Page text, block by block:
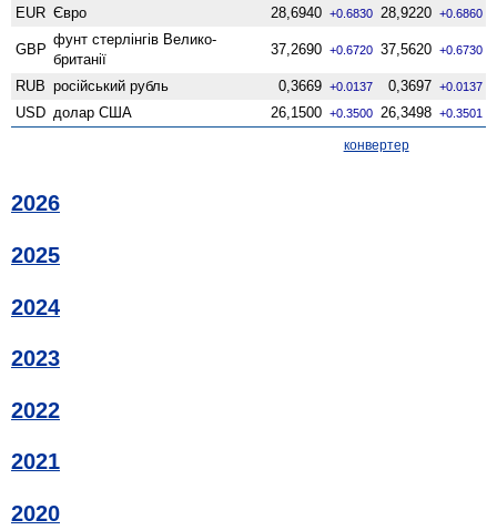
EUR Євро 28,6940 +0.6830 28,9220 +0.6860
GBP
фунт стерлінгів Велико­
британії
37,2690 +0.6720 37,5620 +0.6730
RUB російський рубль 0,3669 +0.0137 0,3697 +0.0137
USD долар США 26,1500 +0.3500 26,3498 +0.3501
конвертер
2026
2025
2024
2023
2022
2021
2020